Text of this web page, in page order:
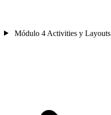
Módulo 4 Activities y Layouts